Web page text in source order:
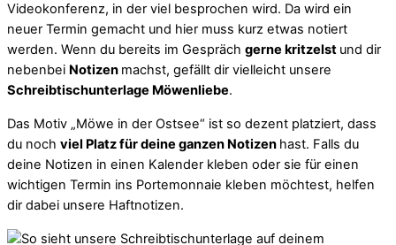
Videokonferenz, in der viel besprochen wird. Da wird ein
neuer Termin gemacht und hier muss kurz etwas notiert
werden. Wenn du bereits im Gespräch gerne kritzelst und dir
nebenbei Notizen machst, gefällt dir vielleicht unsere
Schreibtischunterlage Möwenliebe.
Das Motiv „Möwe in der Ostsee“ ist so dezent platziert, dass
du noch viel Platz für deine ganzen Notizen hast. Falls du
deine Notizen in einen Kalender kleben oder sie für einen
wichtigen Termin ins Portemonnaie kleben möchtest, helfen
dir dabei unsere Haftnotizen.